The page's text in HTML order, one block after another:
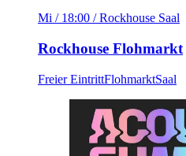
Mi / 18:00 / Rockhouse Saal
Rockhouse Flohmarkt
Freier EintrittFlohmarktSaal